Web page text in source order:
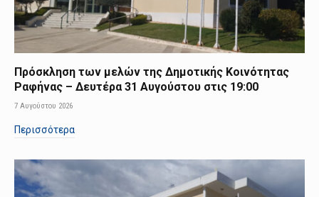
Πρόσκληση των μελών της Δημοτικής Κοινότητας
Ραφήνας – Δευτέρα 31 Αυγούστου στις 19:00
7 Αυγούστου 2026
Περισσότερα